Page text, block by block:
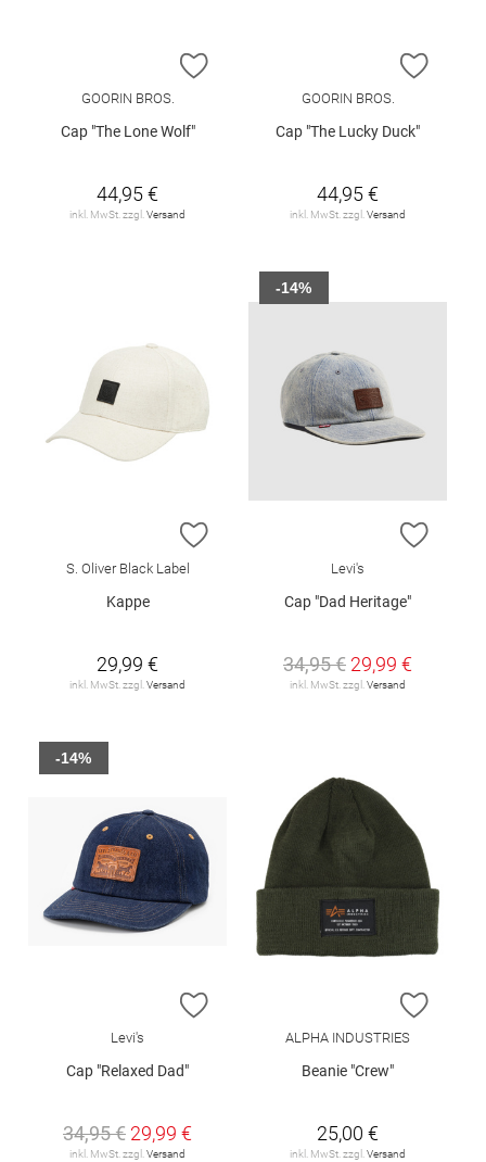
ZUR WUNSCHLISTE HINZUFÜGEN
GOORIN BROS.
Cap "The Lone Wolf"
44,95 €
inkl. MwSt. zzgl. Versand
ZUR
GOORIN BROS.
Cap "The Lucky Duck"
44,95 €
inkl. MwSt. zzgl. Versand
ZUR WUNSCHLISTE HINZUFÜGEN
S. Oliver Black Label
Kappe
29,99 €
inkl. MwSt. zzgl. Versand
ZUR
Levi's
Cap "Dad Heritage"
34,95 € 29,99 €
inkl. MwSt. zzgl. Versand
-14%
ZUR WUNSCHLISTE HINZUFÜGEN
Levi's
Cap "Relaxed Dad"
34,95 € 29,99 €
inkl. MwSt. zzgl.Versand
-14%
ZUR
ALPHA INDUSTRIES
Beanie "Crew"
25,00 €
inkl. MwSt. zzgl.Versand